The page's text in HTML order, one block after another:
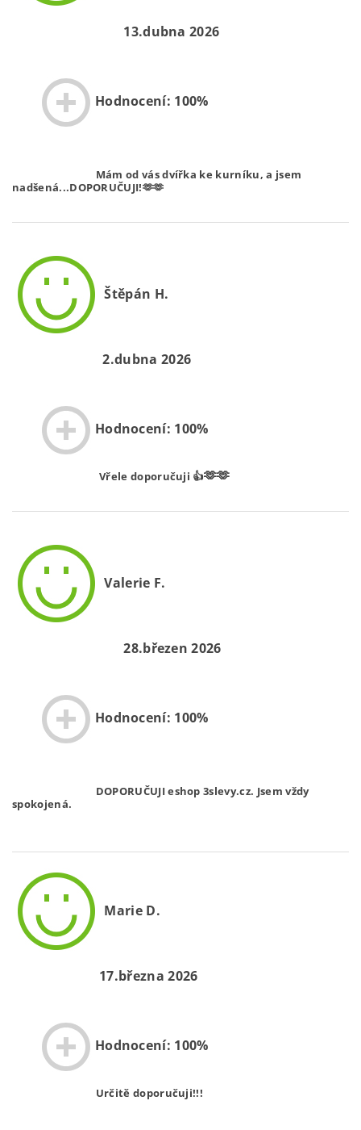
13.dubna 2026
Hodnocení: 100%
Mám od vás dvířka ke kurníku, a jsem
nadšená...DOPORUČUJI!🫶🫶
Štěpán H.
2.dubna 2026
Hodnocení: 100%
Vřele doporučuji 👍🫶🫶
Valerie F.
28.březen 2026
Hodnocení: 100%
DOPORUČUJI eshop 3slevy.cz. Jsem vždy
spokojená.
Marie D.
17.března 2026
Hodnocení: 100%
Určitě doporučuji!!!